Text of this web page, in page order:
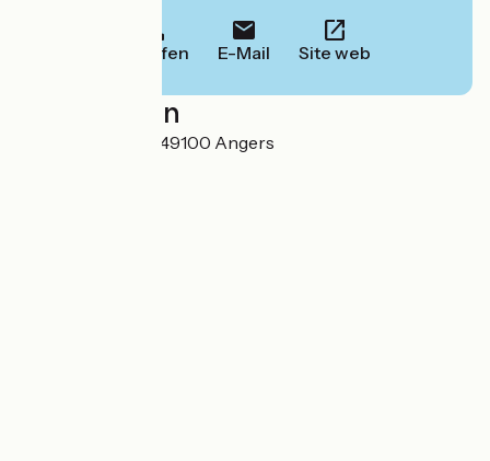
Anrufen E-Mail Site web
Localisation
8 rue des Ursules 49100 Angers